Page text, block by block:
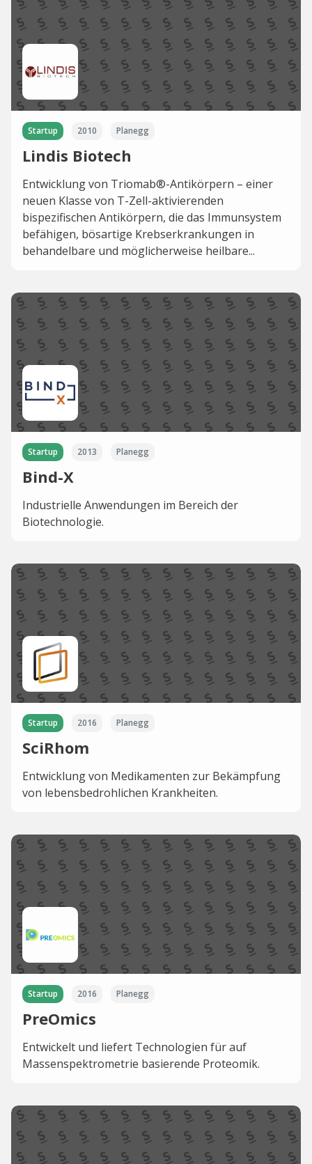
Startup 2010 Planegg
Lindis Biotech
Entwicklung von Triomab®-Antikörpern – einer
neuen Klasse von T-Zell-aktivierenden
bispezifischen Antikörpern, die das Immunsystem
befähigen, bösartige Krebserkrankungen in
behandelbare und möglicherweise heilbare...
Startup 2013 Planegg
Bind-X
Industrielle Anwendungen im Bereich der
Biotechnologie.
Startup 2016 Planegg
SciRhom
Entwicklung von Medikamenten zur Bekämpfung
von lebensbedrohlichen Krankheiten.
Startup 2016 Planegg
PreOmics
Entwickelt und liefert Technologien für auf
Massenspektrometrie basierende Proteomik.